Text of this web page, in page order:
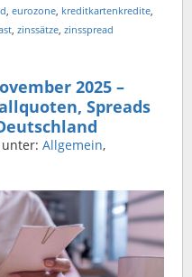
eurozone kreditkartenkredite
zinssätze zinsspread
2025 –
Spreads
Allgemein,